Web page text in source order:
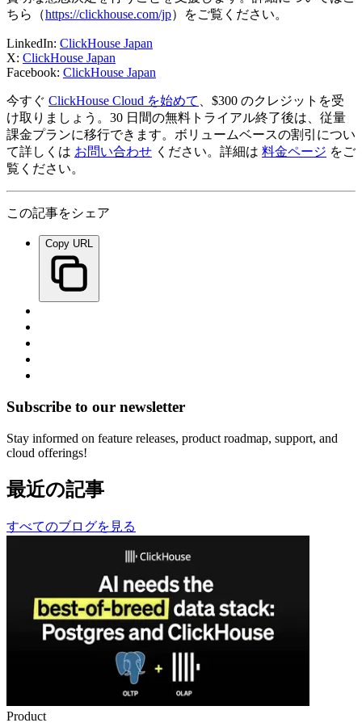
ちら（https://clickhouse.com/jp）をご覧ください。
LinkedIn: ClickHouse Japan
X: ClickHouse Japan
Facebook: ClickHouse Japan
今すぐ ClickHouse Cloud を始めて 、$300 のクレジットを受
け取りましょう。30 日間の無料トライアル終了後は、従量
課金プランに移行できます。ボリュームベースの割引につい
て詳しくは お問い合わせ ください。詳細は 料金ページ をご
覧ください。
この記事をシェア
Copy URL
Subscribe to our newsletter
Stay informed on feature releases, product roadmap, support, and
cloud offerings!
最近の記事
すべてのブログを見る
Product